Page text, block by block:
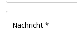
Nachricht *